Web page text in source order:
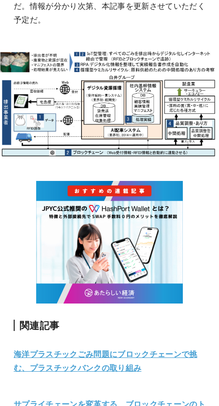
だ。情報が分かり次第、本記事を更新させていただく
予定だ。
関連記事
海洋プラスチックごみ問題にブロックチェーンで挑
む、プラスチックバンクの取り組み
サプライチェーンを変革する、ブロックチェーンのト